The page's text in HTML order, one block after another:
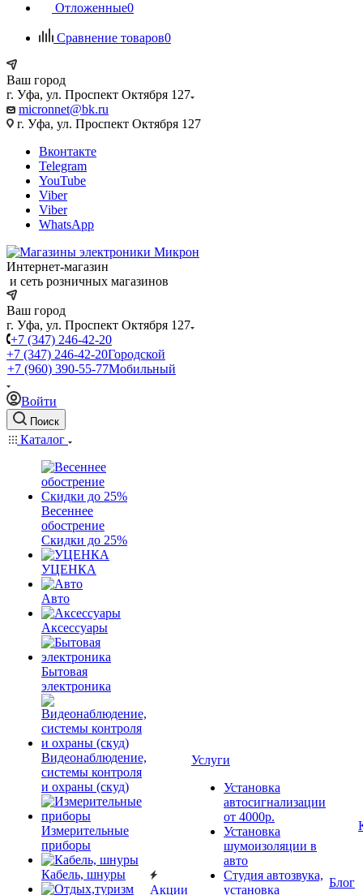
Отложенные0
Сравнение товаров0
Ваш город
г. Уфа, ул. Проспект Октября 127
micronnet@bk.ru
г. Уфа, ул. Проспект Октября 127
Вконтакте
Telegram
YouTube
Viber
Viber
WhatsApp
Интернет-магазин
и сеть розничных магазинов
Ваш город
г. Уфа, ул. Проспект Октября 127
+7 (347) 246-42-20
+7 (347) 246-42-20Городской
+7 (960) 390-55-77Мобильный
Войти
Поиск
Каталог
Весеннее
обострение
Скидки до 25%
УЦЕНКА
Авто
Аксессуары
Бытовая
электроника
Видеонаблюдение,
системы контроля
и охраны (скуд)
Измерительные
приборы
Кабель, шнуры
Акции
Услуги
Установка
автосигнализации
от 4000р.
Установка
шумоизоляции в
авто
Студия автозвука,
установка
Блог